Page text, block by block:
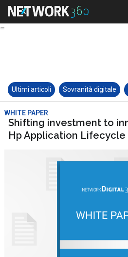
Ultimi articoli Sovranità digitale
WHITE PAPER
Shifting investment to
Hp Application